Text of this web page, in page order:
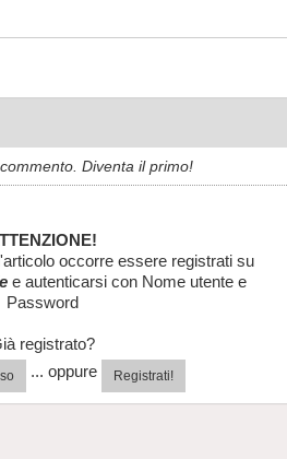
Diventa il primo!
occorre essere registrati su
e autenticarsi con Nome utente e
Password
registrato?
... oppure Registrati!